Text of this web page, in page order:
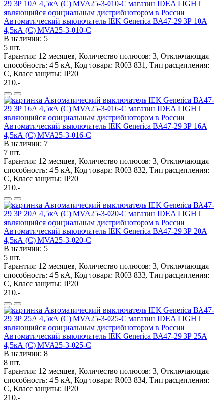
Автоматический выключатель IEK Generica ВА47-29 3Р 10А
4,5кА (С) MVA25-3-010-C
В наличии: 5
5 шт.
Гарантия: 12 месяцев, Количество полюсов: 3, Отключающая
способность: 4.5 кА, Код товара: R003 831, Тип расцепления:
C, Класс защиты: IP20
210.-
Автоматический выключатель IEK Generica ВА47-29 3Р 16А
4,5кА (С) MVA25-3-016-C
В наличии: 7
7 шт.
Гарантия: 12 месяцев, Количество полюсов: 3, Отключающая
способность: 4.5 кА, Код товара: R003 832, Тип расцепления:
C, Класс защиты: IP20
210.-
Автоматический выключатель IEK Generica ВА47-29 3Р 20А
4,5кА (С) MVA25-3-020-C
В наличии: 5
5 шт.
Гарантия: 12 месяцев, Количество полюсов: 3, Отключающая
способность: 4.5 кА, Код товара: R003 833, Тип расцепления:
C, Класс защиты: IP20
210.-
Автоматический выключатель IEK Generica ВА47-29 3Р 25А
4,5кА (С) MVA25-3-025-C
В наличии: 8
8 шт.
Гарантия: 12 месяцев, Количество полюсов: 3, Отключающая
способность: 4.5 кА, Код товара: R003 834, Тип расцепления:
C, Класс защиты: IP20
210.-